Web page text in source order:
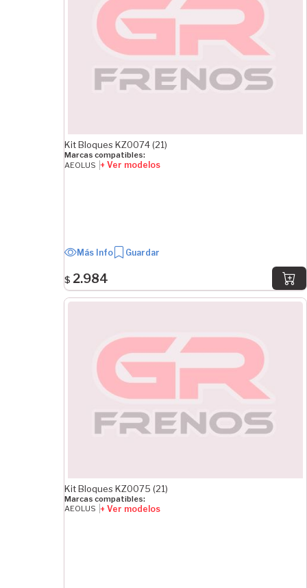
Kit Bloques KZ0074 (21)
Marcas compatibles:
AEOLUS + Ver modelos
Más Info Guardar
$ 2.984
Kit Bloques KZ0075 (21)
Marcas compatibles:
AEOLUS + Ver modelos